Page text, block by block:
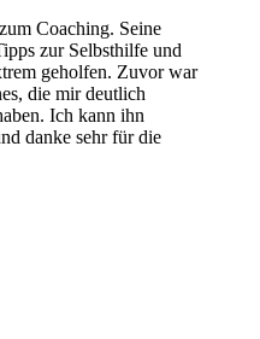
Coaching. Seine
zur Selbsthilfe und
geholfen. Zuvor war
die mir deutlich
Ich kann ihn
danke sehr für die